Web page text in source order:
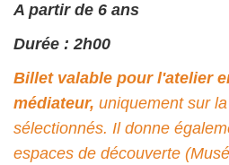
A partir de 6 ans
Durée : 2h00
Billet valable pour l'atelier
médiateur, uniquement sur
sélectionnés. Il donne
espaces de découverte